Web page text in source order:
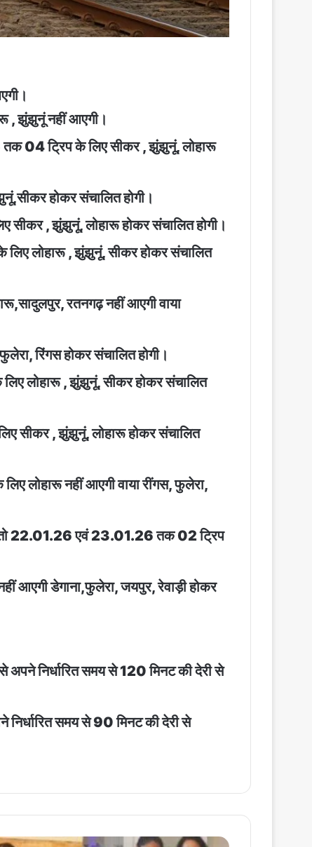
, झुंझुनूं नहीं आएगी।
04 ट्रिप के लिए सीकर , झुंझुनूं, लोहारू
होकर संचालित होगी।
, झुंझुनूं, लोहारू होकर संचालित होगी।
लोहारू , झुंझुनूं, सीकर होकर संचालित
रतनगढ़ नहीं आएगी वाया
रिंगस होकर संचालित होगी।
लोहारू , झुंझुनूं, सीकर होकर संचालित
सीकर , झुंझुनूं, लोहारू होकर संचालित
लोहारू नहीं आएगी वाया रींगस, फुलेरा,
22.01.26 एवं 23.01.26 तक 02 ट्रिप
डेगाना,फुलेरा, जयपुर, रेवाड़ी होकर
निर्धारित समय से 120 मिनट की देरी से
समय से 90 मिनट की देरी से